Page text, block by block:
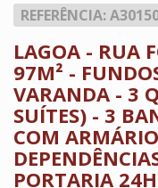
REFERÊNCIA:
LAGOA - RUA
97M² -
VARANDA - 3
SUÍTES) - 3
COM
PORTARIA